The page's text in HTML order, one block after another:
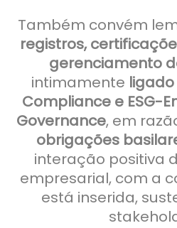
Também convém
registros,
gerenciamento
intimamente
Compliance e ESG-
Governance, em
obrigações
interação positiva
empresarial, com a
está inserida,